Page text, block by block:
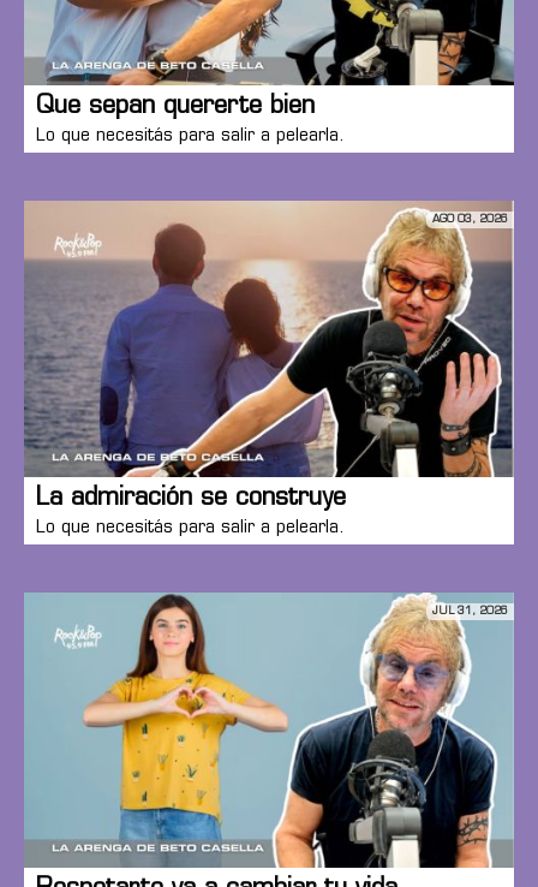
Que sepan quererte bien
Lo que necesitás para salir a pelearla.
AGO 03, 2026
La admiración se construye
Lo que necesitás para salir a pelearla.
JUL 31, 2026